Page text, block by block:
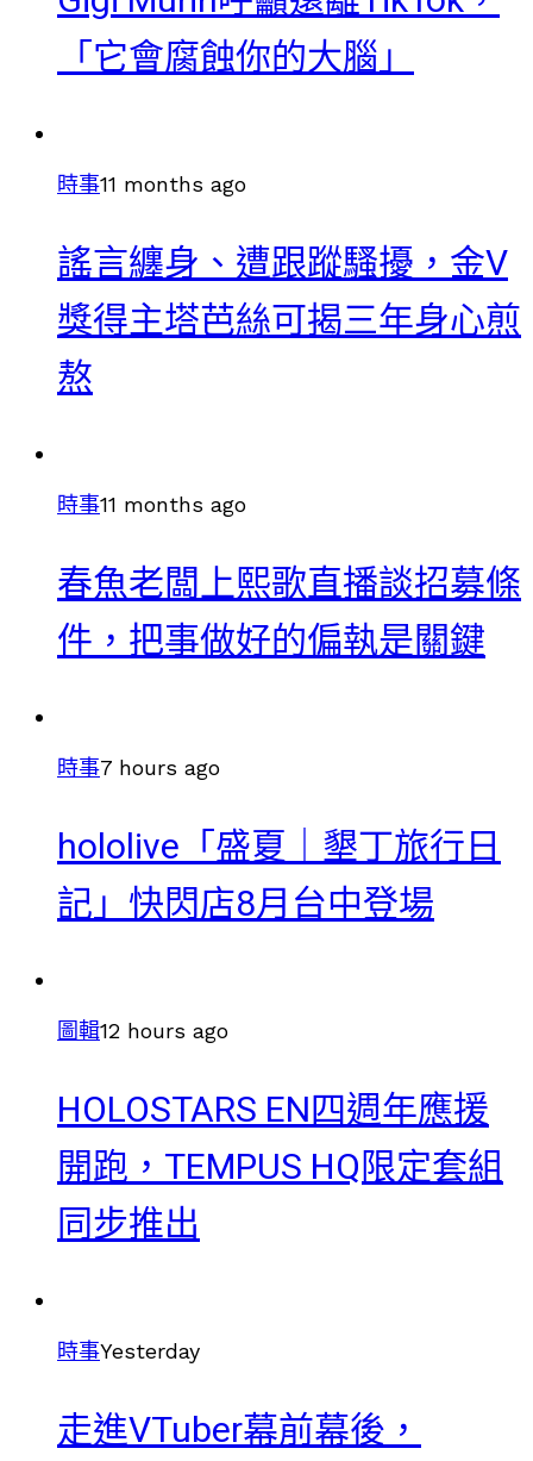
「它會腐蝕你的大腦」
時事11 months ago
謠言纏身、遭跟蹤騷擾，金V
獎得主塔芭絲可揭三年身心煎
熬
時事11 months ago
春魚老闆上熙歌直播談招募條
件，把事做好的偏執是關鍵
時事7 hours ago
hololive「盛夏｜墾丁旅行日
記」快閃店8月台中登場
圖輯12 hours ago
HOLOSTARS EN四週年應援
開跑，TEMPUS HQ限定套組
同步推出
時事Yesterday
走進VTuber幕前幕後，